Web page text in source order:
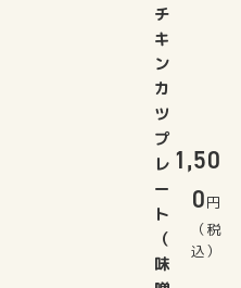
チ
キ
ン
カ
ツ
プ
レ
ー
ト
（
味
1,50
0円
（税
込）